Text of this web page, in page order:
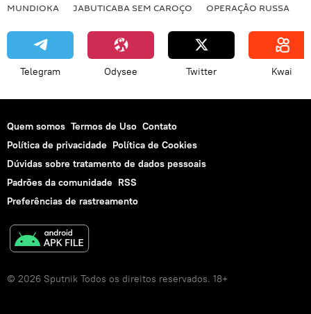
MUNDIOKA JABUTICABA SEM CAROÇO OPERAÇÃO RUSSA
Telegram Odysee Twitter Kwai
Quem somos Termos de Uso Contato
Política de privacidade Política de Cookies
Dúvidas sobre tratamento de dados pessoais
Padrões da comunidade RSS
Preferências de rastreamento
© 2026 Sputnik Todos os direitos reservados. 18+